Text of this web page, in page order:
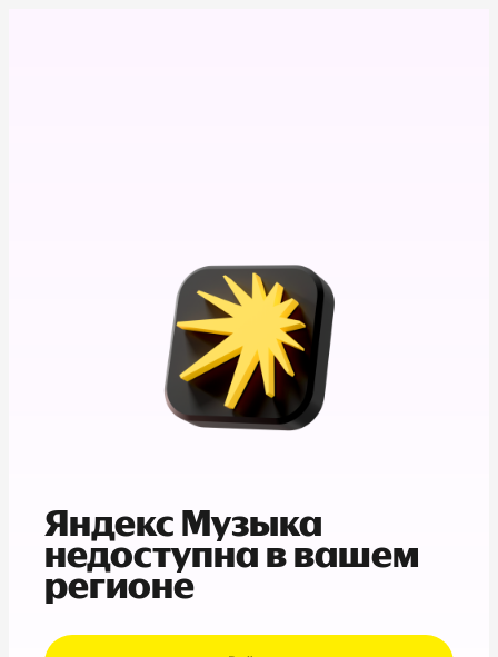
Яндекс Музыка
недоступна в вашем
регионе